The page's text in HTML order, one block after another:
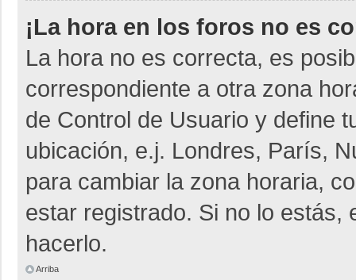
¡La hora en los foros no es
La hora no es correcta, es
correspondiente a otra zona
de Control de Usuario y define
ubicación, e.j. Londres, París,
para cambiar la zona horaria,
estar registrado. Si no lo estás,
hacerlo.
Arriba